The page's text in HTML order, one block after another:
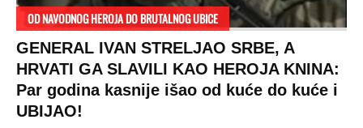
OD NAVODNOG HEROJA DO BRUTALNOG UBICE
GENERAL IVAN STRELJAO SRBE, A
HRVATI GA SLAVILI KAO HEROJA KNINA:
Par godina kasnije išao od kuće do kuće i
UBIJAO!